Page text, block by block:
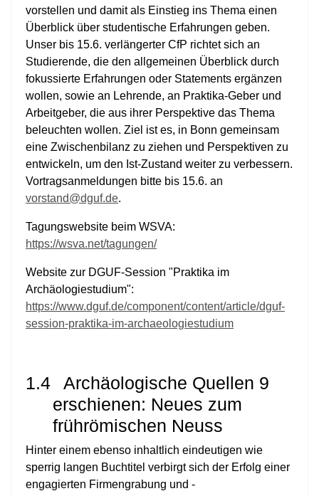
vorstellen und damit als Einstieg ins Thema einen
Überblick über studentische Erfahrungen geben.
Unser bis 15.6. verlängerter CfP richtet sich an
Studierende, die den allgemeinen Überblick durch
fokussierte Erfahrungen oder Statements ergänzen
wollen, sowie an Lehrende, an Praktika-Geber und
Arbeitgeber, die aus ihrer Perspektive das Thema
beleuchten wollen. Ziel ist es, in Bonn gemeinsam
eine Zwischenbilanz zu ziehen und Perspektiven zu
entwickeln, um den Ist-Zustand weiter zu verbessern.
Vortragsanmeldungen bitte bis 15.6. an
vorstand@dguf.de.
Tagungswebsite beim WSVA:
https://wsva.net/tagungen/
Website zur DGUF-Session "Praktika im
Archäologiestudium":
https://www.dguf.de/component/content/article/dguf-
session-praktika-im-archaeologiestudium
1.4
Archäologische Quellen 9
erschienen: Neues zum
frührömischen Neuss
Hinter einem ebenso inhaltlich eindeutigen wie
sperrig langen Buchtitel verbirgt sich der Erfolg einer
engagierten Firmengrabung und -